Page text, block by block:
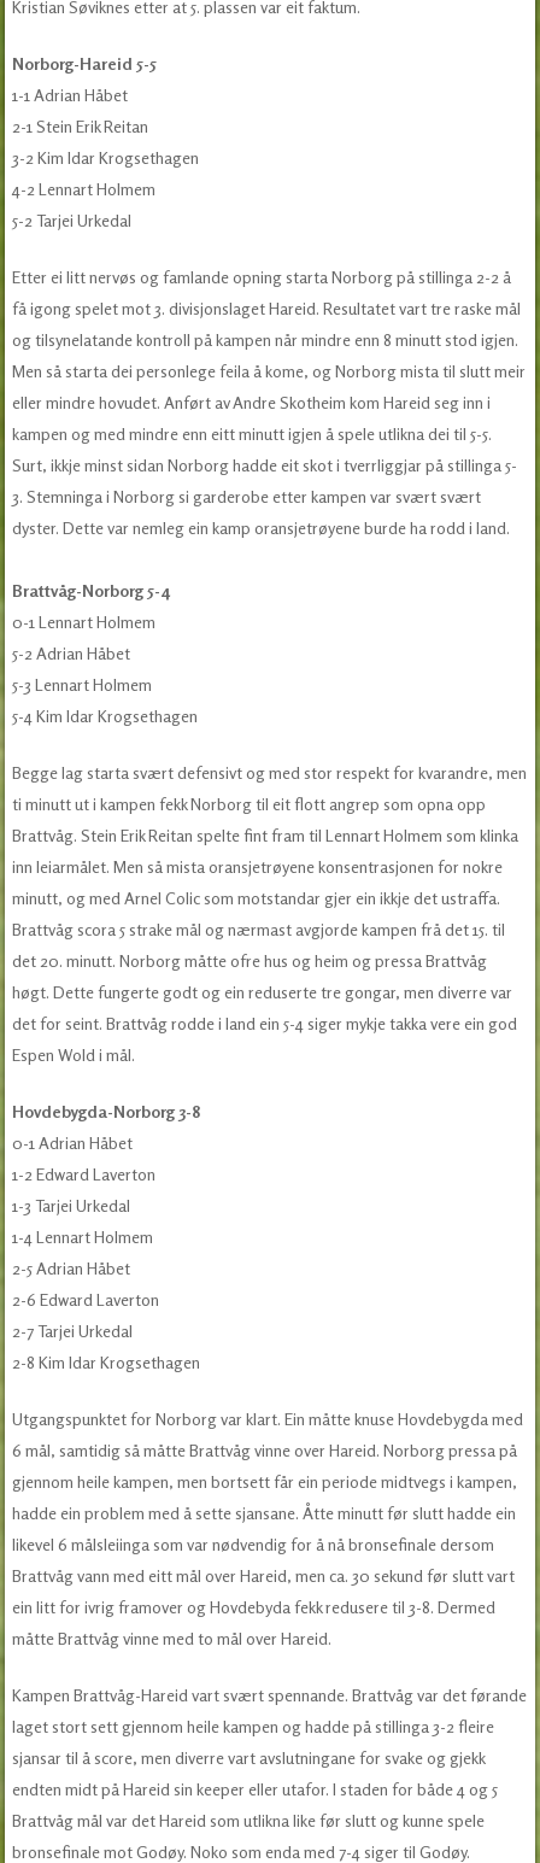
Kristian Søviknes etter at 5. plassen var eit faktum.
Norborg-Hareid 5-5
1-1 Adrian Håbet
2-1 Stein Erik Reitan
3-2 Kim Idar Krogsethagen
4-2 Lennart Holmem
5-2 Tarjei Urkedal
Etter ei litt nervøs og famlande opning starta Norborg på stillinga 2-2 å
få igong spelet mot 3. divisjonslaget Hareid. Resultatet vart tre raske mål
og tilsynelatande kontroll på kampen når mindre enn 8 minutt stod igjen.
Men så starta dei personlege feila å kome, og Norborg mista til slutt meir
eller mindre hovudet. Anført av Andre Skotheim kom Hareid seg inn i
kampen og med mindre enn eitt minutt igjen å spele utlikna dei til 5-5.
Surt, ikkje minst sidan Norborg hadde eit skot i tverrliggjar på stillinga 5-
3. Stemninga i Norborg si garderobe etter kampen var svært svært
dyster. Dette var nemleg ein kamp oransjetrøyene burde ha rodd i land.
Brattvåg-Norborg 5-4
0-1 Lennart Holmem
5-2 Adrian Håbet
5-3 Lennart Holmem
5-4 Kim Idar Krogsethagen
Begge lag starta svært defensivt og med stor respekt for kvarandre, men
ti minutt ut i kampen fekk Norborg til eit flott angrep som opna opp
Brattvåg. Stein Erik Reitan spelte fint fram til Lennart Holmem som klinka
inn leiarmålet. Men så mista oransjetrøyene konsentrasjonen for nokre
minutt, og med Arnel Colic som motstandar gjer ein ikkje det ustraffa.
Brattvåg scora 5 strake mål og nærmast avgjorde kampen frå det 15. til
det 20. minutt. Norborg måtte ofre hus og heim og pressa Brattvåg
høgt. Dette fungerte godt og ein reduserte tre gongar, men diverre var
det for seint. Brattvåg rodde i land ein 5-4 siger mykje takka vere ein god
Espen Wold i mål.
Hovdebygda-Norborg 3-8
0-1 Adrian Håbet
1-2 Edward Laverton
1-3 Tarjei Urkedal
1-4 Lennart Holmem
2-5 Adrian Håbet
2-6 Edward Laverton
2-7 Tarjei Urkedal
2-8 Kim Idar Krogsethagen
Utgangspunktet for Norborg var klart. Ein måtte knuse Hovdebygda med
6 mål, samtidig så måtte Brattvåg vinne over Hareid. Norborg pressa på
gjennom heile kampen, men bortsett får ein periode midtvegs i kampen,
hadde ein problem med å sette sjansane. Åtte minutt før slutt hadde ein
likevel 6 målsleiinga som var nødvendig for å nå bronsefinale dersom
Brattvåg vann med eitt mål over Hareid, men ca. 30 sekund før slutt vart
ein litt for ivrig framover og Hovdebyda fekk redusere til 3-8. Dermed
måtte Brattvåg vinne med to mål over Hareid.
Kampen Brattvåg-Hareid vart svært spennande. Brattvåg var det førande
laget stort sett gjennom heile kampen og hadde på stillinga 3-2 fleire
sjansar til å score, men diverre vart avslutningane for svake og gjekk
endten midt på Hareid sin keeper eller utafor. I staden for både 4 og 5
Brattvåg mål var det Hareid som utlikna like før slutt og kunne spele
bronsefinale mot Godøy. Noko som enda med 7-4 siger til Godøy.